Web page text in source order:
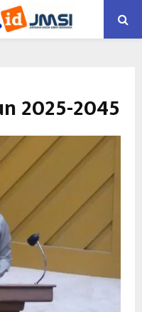
2025-2045